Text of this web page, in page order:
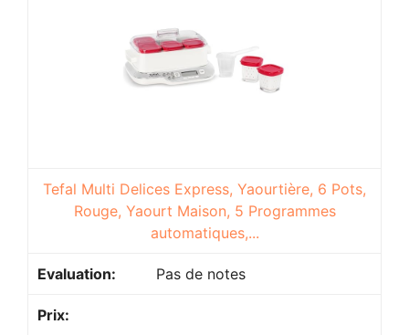
Tefal Multi Delices Express, Yaourtière, 6 Pots,
Rouge, Yaourt Maison, 5 Programmes
automatiques,...
Pas de notes